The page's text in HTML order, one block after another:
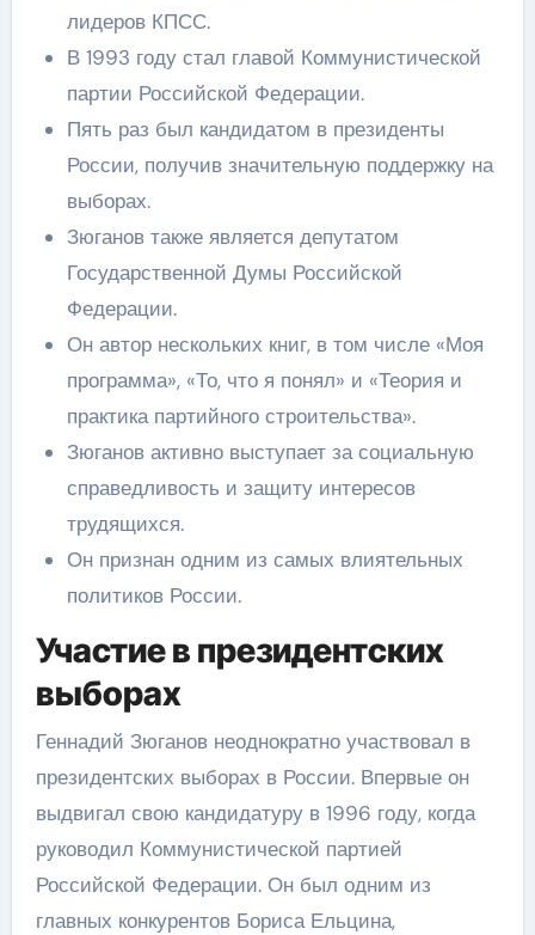
лидеров КПСС.
В 1993 году стал главой Коммунистической
партии Российской Федерации.
Пять раз был кандидатом в президенты
России, получив значительную поддержку на
выборах.
Зюганов также является депутатом
Государственной Думы Российской
Федерации.
Он автор нескольких книг, в том числе «Моя
программа», «То, что я понял» и «Теория и
практика партийного строительства».
Зюганов активно выступает за социальную
справедливость и защиту интересов
трудящихся.
Он признан одним из самых влиятельных
политиков России.
Участие в президентских
выборах
Геннадий Зюганов неоднократно участвовал в
президентских выборах в России. Впервые он
выдвигал свою кандидатуру в 1996 году, когда
руководил Коммунистической партией
Российской Федерации. Он был одним из
главных конкурентов Бориса Ельцина,